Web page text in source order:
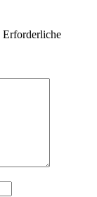
Erforderliche